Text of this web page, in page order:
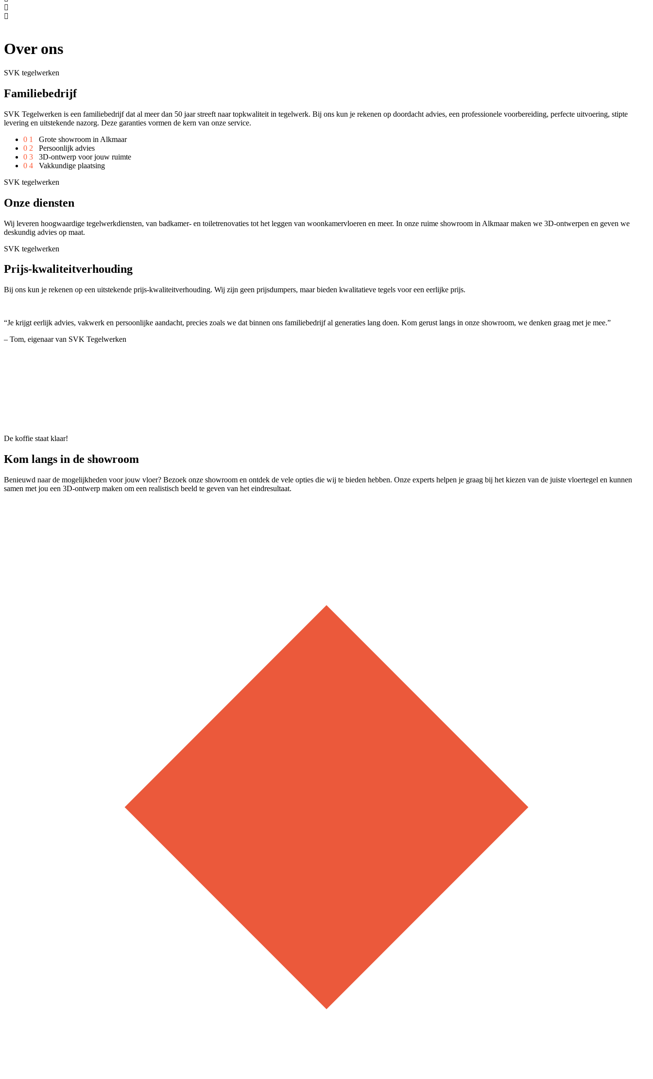
Over ons
SVK tegelwerken
Familiebedrijf
SVK Tegelwerken is een familiebedrijf dat al meer dan 50 jaar streeft naar topkwaliteit in tegelwerk. Bij ons kun je rekenen op doordacht advies, een professionele voorbereiding, perfecte uitvoering, stipte
levering en uitstekende nazorg. Deze garanties vormen de kern van onze service.
0 1
Grote showroom in Alkmaar
0 2 Persoonlijk advies
0 3 3D-ontwerp voor jouw ruimte
0 4 Vakkundige plaatsing
SVK tegelwerken
Onze diensten
Wij leveren hoogwaardige tegelwerkdiensten, van badkamer- en toiletrenovaties tot het leggen van woonkamervloeren en meer. In onze ruime showroom in Alkmaar maken we 3D-ontwerpen en geven we
deskundig advies op maat.
SVK tegelwerken
Prijs-kwaliteitverhouding
Bij ons kun je rekenen op een uitstekende prijs-kwaliteitverhouding. Wij zijn geen prijsdumpers, maar bieden kwalitatieve tegels voor een eerlijke prijs.
“Je krijgt eerlijk advies, vakwerk en persoonlijke aandacht, precies zoals we dat binnen ons familiebedrijf al generaties lang doen. Kom gerust langs in onze showroom, we denken graag met je mee.”
– Tom, eigenaar van SVK Tegelwerken
De koffie staat klaar!
Kom langs in de showroom
Benieuwd naar de mogelijkheden voor jouw vloer? Bezoek onze showroom en ontdek de vele opties die wij te bieden hebben. Onze experts helpen je graag bij het kiezen van de juiste vloertegel en kunnen
samen met jou een 3D-ontwerp maken om een realistisch beeld te geven van het eindresultaat.